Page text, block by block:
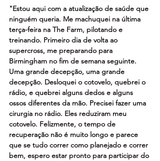
"Estou aqui com a atualização de saúde que
ninguém queria. Me machuquei na última
terça-feira na The Farm, pilotando e
treinando. Primeiro dia de volta ao
supercross, me preparando para
Birmingham no fim de semana seguinte.
Uma grande decepção, uma grande
decepção. Desloquei o cotovelo, quebrei o
rádio, e quebrei alguns dedos e alguns
ossos diferentes da mão. Precisei fazer uma
cirurgia no rádio. Eles reduziram meu
cotovelo. Felizmente, o tempo de
recuperação não é muito longo e parece
que se tudo correr como planejado e correr
bem, espero estar pronto para participar do